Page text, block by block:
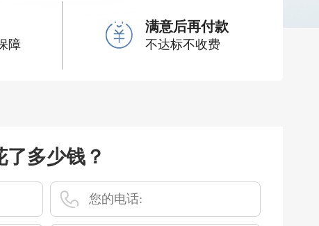
障
满意后再付款
不达标不收费
多少钱？